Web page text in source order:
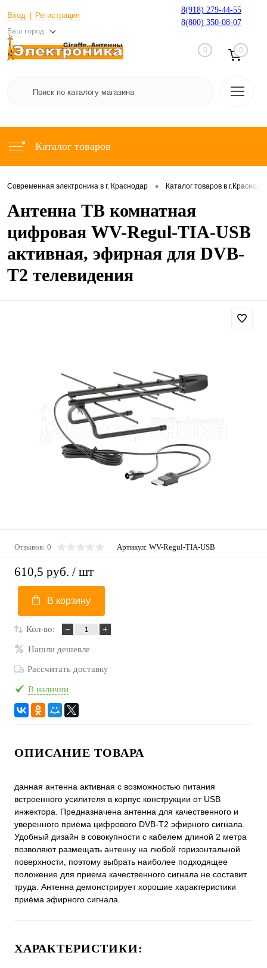
Вход Регистрация
Ваш город:
8(918) 279-44-55
8(800) 350-08-07
0 0
Каталог товаров
Современная электроника в г. Краснодар • Каталог товаров в
Антенна ТВ комнатная
цифровая WV-Regul-ТIA-USB
активная, эфирная для DVB-
T2 телевидения
Отзывов: 0 Артикул: WV-Regul-ТIA-USB
610,5 руб. / шт
В корзину
Кол-во:
Нашли дешевле
Рассчитать доставку
В наличии
ОПИСАНИЕ ТОВАРА
данная антенна активная с возможностью питания
встроенного усилителя в корпус конструкции от USB
инжектора. Предназначена антенна для качественного и
уверенного приёма цифрового DVB-T2 эфирного сигнала.
Удобный дизайн в совокупности с кабелем длиной 2 метра
позволяют размещать антенну на любой горизонтальной
поверхности, поэтому выбрать наиболее подходящее
положение для приема качественного сигнала не составит
труда. Антенна демонстрирует хорошие характеристики
приёма эфирного сигнала.
ХАРАКТЕРИСТИКИ: